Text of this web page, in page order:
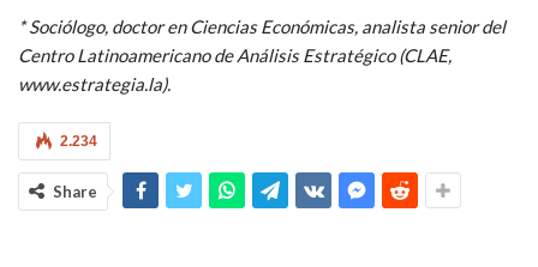
* Sociólogo, doctor en Ciencias Económicas, analista senior del
Centro Latinoamericano de Análisis Estratégico (CLAE,
www.estrategia.la).
2.234
Share